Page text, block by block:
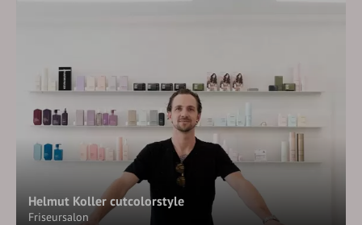
Helmut Koller cutcolorstyle
Friseursalon